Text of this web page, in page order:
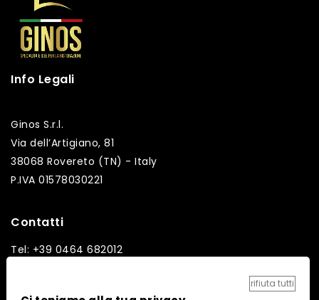
Info Legali
Ginos S.r.l.
Via dell’Artigiano, 81
38068 Rovereto (TN) - Italy
P.IVA 01578030221
Contatti
Tel: +39 0464 682012
rifiuta tutti